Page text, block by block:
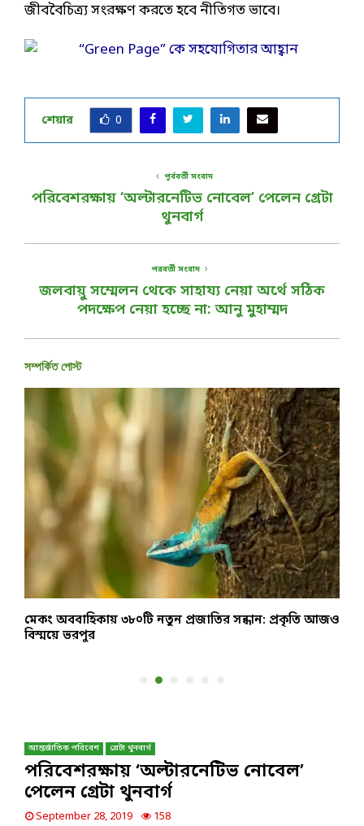
জীববৈচিত্র্য সংরক্ষণ করতে হবে নীতিগত ভাবে।
শেয়ার 0
পূর্ববর্তী সংবাদ
পরিবেশরক্ষায় ‘অল্টারনেটিভ নোবেল’ পেলেন গ্রেটা
থুনবার্গ
পরবর্তী সংবাদ
জলবায়ু সম্মেলন থেকে সাহায্য নেয়া অর্থে সঠিক
পদক্ষেপ নেয়া হচ্ছে না: আনু মুহাম্মদ
সম্পর্কিত পোস্ট
মেকং অববাহিকায় ৩৮০টি নতুন প্রজাতির সন্ধান: প্রকৃতি আজও
বিস্ময়ে ভরপুর
আন্তর্জাতিক পরিবেশ গ্রেটা থুনবার্গ
পরিবেশরক্ষায় ‘অল্টারনেটিভ নোবেল’
পেলেন গ্রেটা থুনবার্গ
September 28, 2019 158